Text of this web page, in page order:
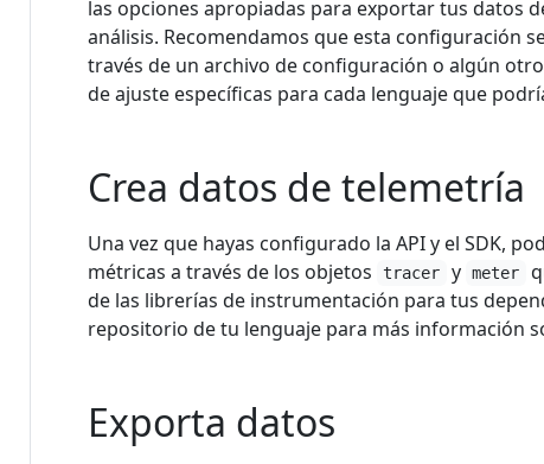
las opciones apropiadas para exportar tus datos
análisis. Recomendamos que esta configuración
través de un archivo de configuración o algún
de ajuste específicas para cada lenguaje que
Crea datos de telemetría
Una vez que hayas configurado la API y el SDK,
métricas a través de los objetos
tracer y meter
de las librerías de instrumentación para tus
repositorio de tu lenguaje para más información
Exporta datos